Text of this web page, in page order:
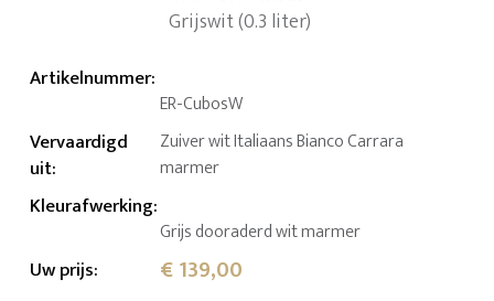
Artikelnummer:
ER-CubosW
Vervaardigd
uit:
Zuiver wit Italiaans Bianco Carrara
marmer
Kleurafwerking:
Grijs dooraderd wit marmer
Uw prijs: € 139,00